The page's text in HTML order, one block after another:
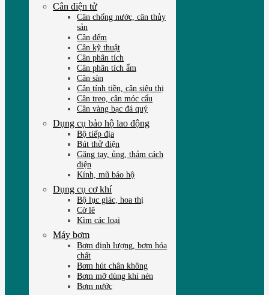
Cân điện tử
Cân chống nước, cân thủy
sản
Cân đếm
Cân kỹ thuật
Cân phân tích
Cân phân tích ẩm
Cân sàn
Cân tính tiền, cân siêu thị
Cân treo, cân móc cẩu
Cân vàng bạc đá quý
Dụng cụ bảo hộ lao động
Bộ tiếp địa
Bút thử điện
Găng tay, ủng, thảm cách
điện
Kính, mũ bảo hộ
Dụng cụ cơ khí
Bộ lục giác, hoa thị
Cờ lê
Kìm các loại
Máy bơm
Bơm định lượng, bơm hóa
chất
Bơm hút chân không
Bơm mỡ dùng khí nén
Bơm nước